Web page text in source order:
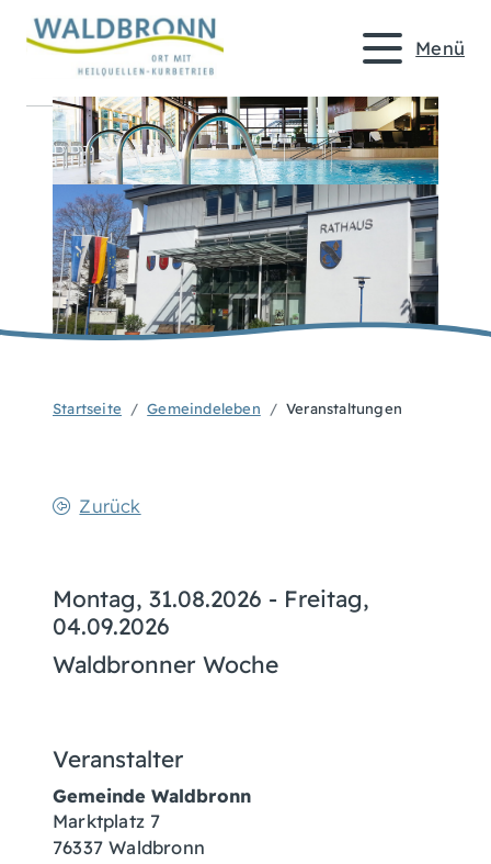
Menü
Startseite Gemeindeleben Veranstaltungen
Zurück
Montag, 31.08.2026 - Freitag,
04.09.2026
Waldbronner Woche
Veranstalter
Gemeinde Waldbronn
Marktplatz 7
76337 Waldbronn